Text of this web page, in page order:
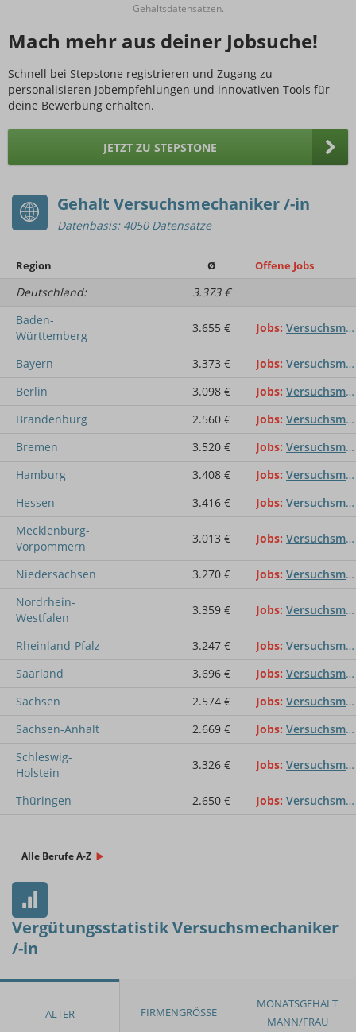
Gehaltsdatensätzen.
Mach mehr aus deiner Jobsuche!
Schnell bei Stepstone registrieren und Zugang zu
personalisieren Jobempfehlungen und innovativen Tools für
deine Bewerbung erhalten.
JETZT ZU STEPSTONE
Gehalt Versuchsmechaniker /-in
Datenbasis: 4050 Datensätze
Region Ø Offene Jobs
Deutschland:
3.373 €
Baden-
Württemberg
3.655 € Jobs Versuchsmechaniker /-in
Bayern 3.373 € Jobs Versuchsmechaniker /-in
Berlin
3.098 € Jobs Versuchsmechaniker /-in
Brandenburg
2.560 € Jobs Versuchsmechaniker /-in
Bremen
3.520 € Jobs Versuchsmechaniker /-in
Hamburg
3.408 € Jobs Versuchsmechaniker /-in
Hessen
3.416 € Jobs Versuchsmechaniker /-in
Mecklenburg-
Vorpommern
3.013 € Jobs Versuchsmechaniker /-in
Niedersachsen 3.270 € Jobs Versuchsmechaniker /-in
Nordrhein-
Westfalen
3.359 € Jobs Versuchsmechaniker /-in
Rheinland-Pfalz 3.247 € Jobs Versuchsmechaniker /-in
Saarland
3.696 € Jobs Versuchsmechaniker /-in
Sachsen
2.574 € Jobs Versuchsmechaniker /-in
Sachsen-Anhalt
2.669 € Jobs Versuchsmechaniker /-in
Schleswig-
Holstein
3.326 € Jobs Versuchsmechaniker /-in
Thüringen 2.650 € Jobs Versuchsmechaniker /-in
Alle Berufe A-Z
Vergütungsstatistik Versuchsmechaniker
/-in